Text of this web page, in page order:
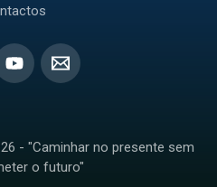
- "Caminhar no presente sem
o futuro"